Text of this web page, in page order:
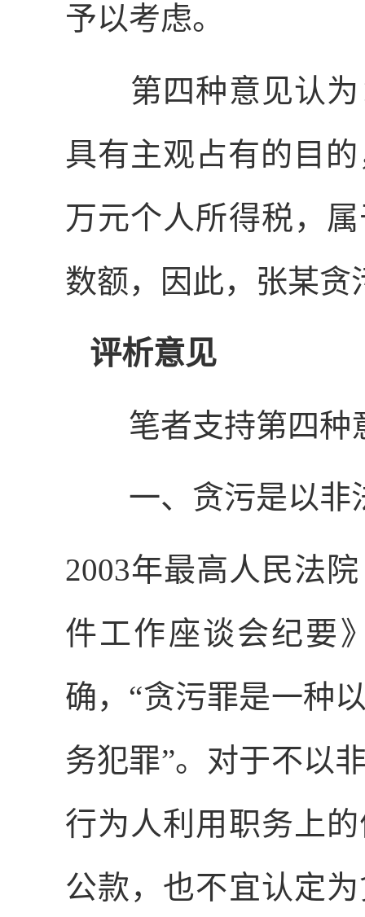
予以考虑。
第四种意见认为
具有主观占有的目
万元个人所得税，
数额，因此，张某贪
评析意见
笔者支持第四种
一、贪污是以非
2003年最高人民法
件工作座谈会纪要
确，“贪污罪是一种
务犯罪”。对于不以
行为人利用职务上
公款，也不宜认定